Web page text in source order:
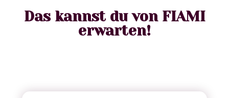
Das kannst du von FIAMI
erwarten!